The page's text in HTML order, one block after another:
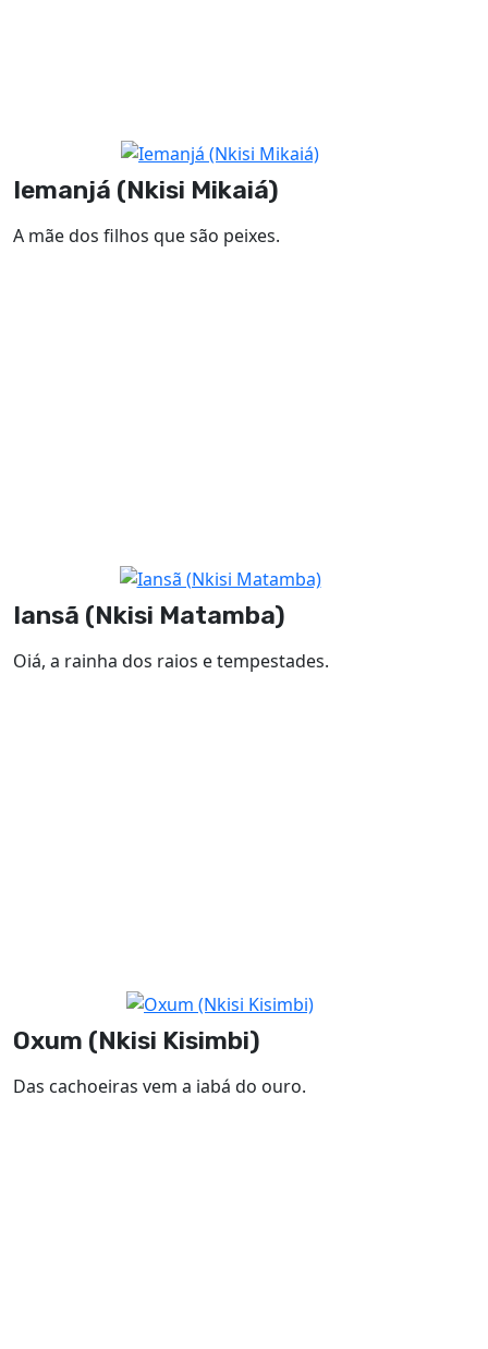
Iemanjá (Nkisi Mikaiá)
A mãe dos filhos que são peixes.
Iansã (Nkisi Matamba)
Oiá, a rainha dos raios e tempestades.
Oxum (Nkisi Kisimbi)
Das cachoeiras vem a iabá do ouro.